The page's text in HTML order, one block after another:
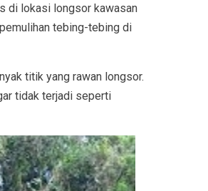
di lokasi longsor kawasan
tebing-tebing di
titik yang rawan longsor.
tidak terjadi seperti